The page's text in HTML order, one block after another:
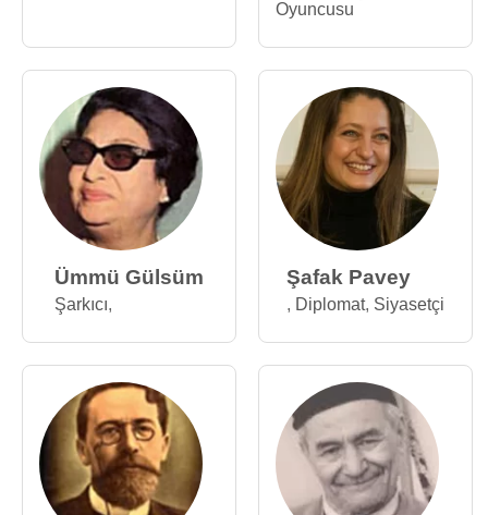
Oyuncusu
Ümmü Gülsüm
Şarkıcı,
Şafak Pavey
, Diplomat, Siyasetçi